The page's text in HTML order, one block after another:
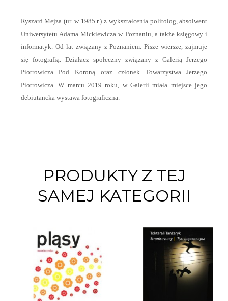
Ryszard Mejza (ur. w 1985 r.) z wykształcenia politolog, absolwent
Uniwersytetu Adama Mickiewicza w Poznaniu, a także księgowy i
informatyk. Od lat związany z Poznaniem. Pisze wiersze, zajmuje
się fotografią. Działacz społeczny związany z Galerią Jerzego
Piotrowicza Pod Koroną oraz członek Towarzystwa Jerzego
Piotrowicza. W marcu 2019 roku, w Galerii miała miejsce jego
debiutancka wystawa fotograficzna.
PRODUKTY Z TEJ
SAMEJ KATEGORII